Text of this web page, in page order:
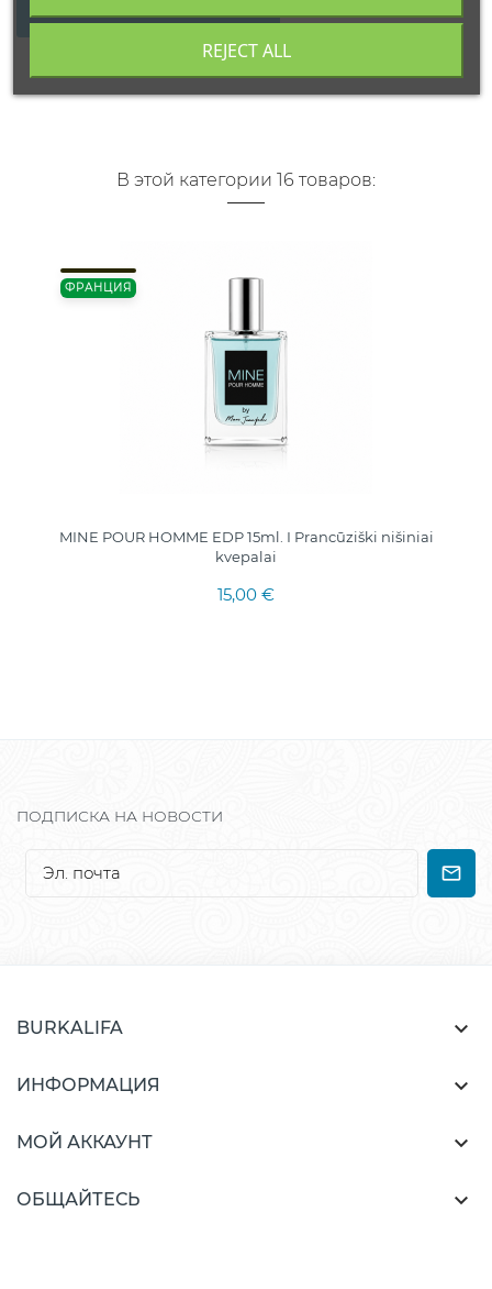
В этой категории 16 товаров:
ФРАНЦИЯ
MINE POUR HOMME EDP 15ml. I Prancūziški nišiniai
kvepalai
15,00 €
ПОДПИСКА НА НОВОСТИ
BURKALIFA 
ИНФОРМАЦИЯ 
МОЙ АККАУНТ 
ОБЩАЙТЕСЬ 
REJECT ALL